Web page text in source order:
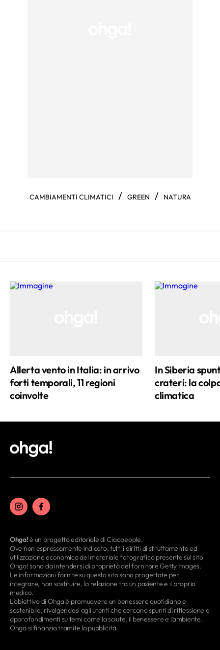
CAMBIAMENTI CLIMATICI / GREEN / NATURA
Allerta vento in Italia: in arrivo
forti temporali, 11 regioni
coinvolte
In Siberia
crateri: la
climatica
Ohga!è un progetto editoriale di Ciaopeople.
Ove non espressamente indicato, tutti i diritti di sfruttamento ed
utilizzazione economica del materiale fotografico presente sul sito
Ohga! sono da intendersi di proprietà del fornitore Getty Images.
Le informazioni fornite su questo sito sono progettate per
integrare, non sostituire, la relazione tra un paziente e il proprio
medico.
L’obiettivo di Ohga è promuovere un benessere quotidiano e
sostenibile, rivolgendosi agli utenti che cercano spunti di riflessione e
approfondimenti su temi come la salute, il benessere e l’ambiente.
Ohga si finanzia tramite la pubblicità.